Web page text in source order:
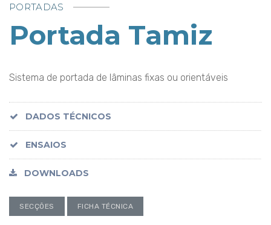
PORTADAS
Portada Tamiz
Sistema de portada de lâminas fixas ou orientáveis
DADOS TÉCNICOS
ENSAIOS
DOWNLOADS
SECÇÕES FICHA TÉCNICA